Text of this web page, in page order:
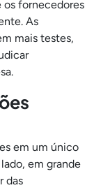
os fornecedores
As
mais testes,
em um único
em grande
das